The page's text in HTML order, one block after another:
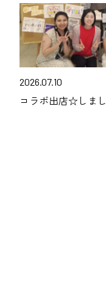
2026.07.10
コラボ出店☆しまし